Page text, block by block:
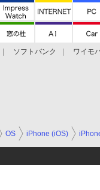
ソフトバンク ワイモ
OS iPhone (iOS)